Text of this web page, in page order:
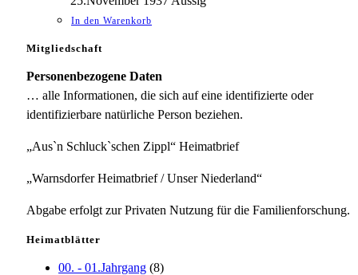
In den Warenkorb
Mitgliedschaft
Personenbezogene Daten
… alle Informationen, die sich auf eine identifizierte oder
identifizierbare natürliche Person beziehen.
„Aus`n Schluck`schen Zippl“ Heimatbrief
„Warnsdorfer Heimatbrief / Unser Niederland“
Abgabe erfolgt zur Privaten Nutzung für die Familienforschung.
Heimatblätter
00. - 01.Jahrgang (8)